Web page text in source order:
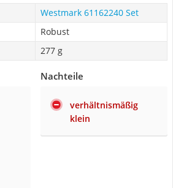
Westmark 61162240 Set
Robust
277 g
Nachteile
verhältnismäßig
klein